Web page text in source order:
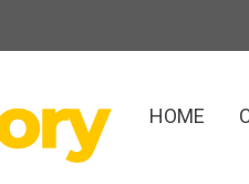
HOME